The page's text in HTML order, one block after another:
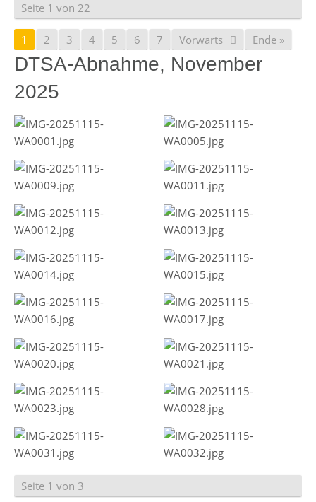
Seite 1 von 22
1 2 3 4 5 6 7 Vorwärts Ende »
DTSA-Abnahme, November
2025
Seite 1 von 3